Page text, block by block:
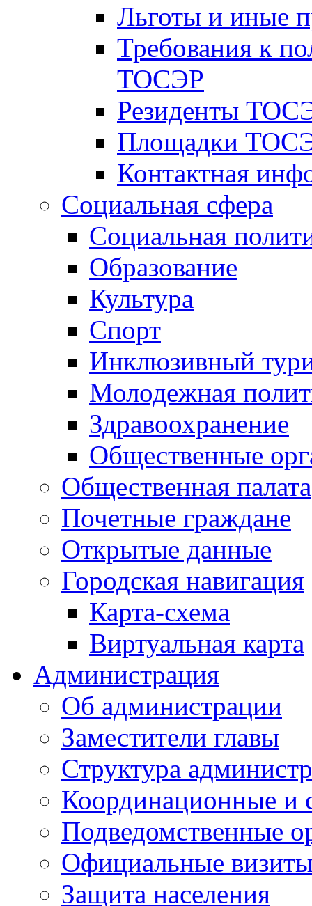
Льготы и иные
Требования к
ТОСЭР
Резиденты
Площадки
Контактная
Социальная сфера
Социальная
Образование
Культура
Спорт
Инклюзивный
Молодежная
Здравоохранение
Общественные
Общественная палата
Почетные граждане
Открытые данные
Городская навигация
Карта-схема
Виртуальная карта
Администрация
Об администрации
Заместители главы
Структура
Координационные и
Подведомственные
Официальные
Защита населения